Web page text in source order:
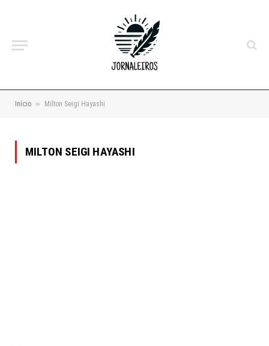
Início » Milton Seigi Hayashi
MILTON SEIGI HAYASHI